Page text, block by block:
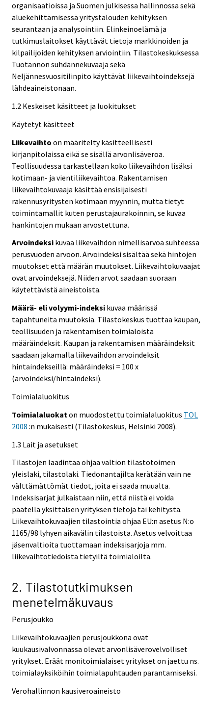
organisaatioissa ja Suomen julkisessa hallinnossa sekä
aluekehittämisessä yritystalouden kehityksen
seurantaan ja analysointiin. Elinkeinoelämä ja
tutkimuslaitokset käyttävät tietoja markkinoiden ja
kilpailijoiden kehityksen arviointiin. Tilastokeskuksessa
Tuotannon suhdannekuvaaja sekä
Neljännesvuositilinpito käyttävät liikevaihtoindeksejä
lähdeaineistonaan.
1.2 Keskeiset käsitteet ja luokitukset
Käytetyt käsitteet
Liikevaihto on määritelty käsitteellisesti
kirjanpitolaissa eikä se sisällä arvonlisäveroa.
Teollisuudessa tarkastellaan koko liikevaihdon lisäksi
kotimaan- ja vientiliikevaihtoa. Rakentamisen
liikevaihtokuvaaja käsittää ensisijaisesti
rakennusyritysten kotimaan myynnin, mutta tietyt
toimintamallit kuten perustajaurakoinnin, se kuvaa
hankintojen mukaan arvostettuna.
Arvoindeksi kuvaa liikevaihdon nimellisarvoa suhteessa
perusvuoden arvoon. Arvoindeksi sisältää sekä hintojen
muutokset että määrän muutokset. Liikevaihtokuvaajat
ovat arvoindeksejä. Niiden arvot saadaan suoraan
käytettävistä aineistoista.
Määrä- eli volyymi-indeksi kuvaa määrissä
tapahtuneita muutoksia. Tilastokeskus tuottaa kaupan,
teollisuuden ja rakentamisen toimialoista
määräindeksit. Kaupan ja rakentamisen määräindeksit
saadaan jakamalla liikevaihdon arvoindeksit
hintaindekseillä: määräindeksi = 100 x
(arvoindeksi/hintaindeksi).
Toimialaluokitus
Toimialaluokat on muodostettu toimialaluokitus TOL
2008 :n mukaisesti (Tilastokeskus, Helsinki 2008).
1.3 Lait ja asetukset
Tilastojen laadintaa ohjaa valtion tilastotoimen
yleislaki, tilastolaki. Tiedonantajilta kerätään vain ne
välttämättömät tiedot, joita ei saada muualta.
Indeksisarjat julkaistaan niin, että niistä ei voida
päätellä yksittäisen yrityksen tietoja tai kehitystä.
Liikevaihtokuvaajien tilastointia ohjaa EU:n asetus N:o
1165/98 lyhyen aikavälin tilastoista. Asetus velvoittaa
jäsenvaltioita tuottamaan indeksisarjoja mm.
liikevaihtotiedoista tietyiltä toimialoilta.
2. Tilastotutkimuksen
menetelmäkuvaus
Perusjoukko
Liikevaihtokuvaajien perusjoukkona ovat
kuukausivalvonnassa olevat arvonlisäverovelvolliset
yritykset. Eräät monitoimialaiset yritykset on jaettu ns.
toimialayksiköihin toimialapuhtauden parantamiseksi.
Verohallinnon kausiveroaineisto